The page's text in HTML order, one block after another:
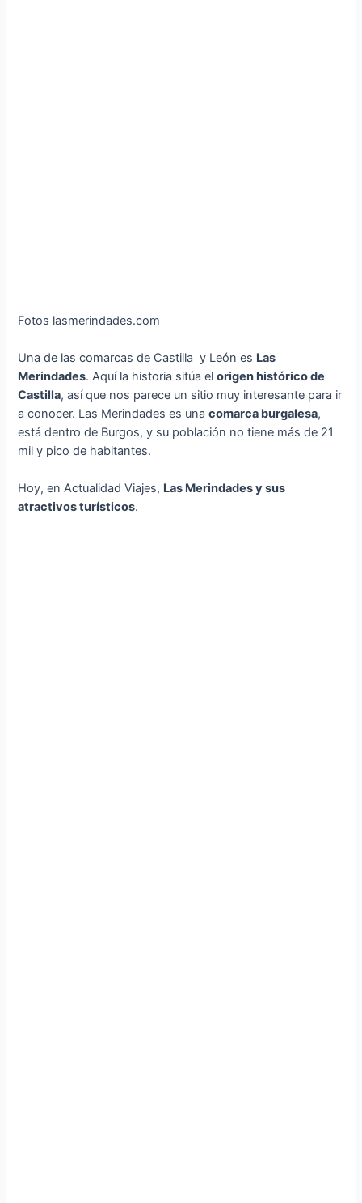
Fotos lasmerindades.com
Una de las comarcas de Castilla y León es Las
Merindades. Aquí la historia sitúa elorigen histórico de
Castilla, así que nos parece un sitio muy interesante para ir
a conocer. Las Merindades es unacomarca burgalesa,
está dentro de Burgos, y su población no tiene más de 21
mil y pico de habitantes.
Hoy, en Actualidad Viajes, Las Merindades y sus
atractivos turísticos.